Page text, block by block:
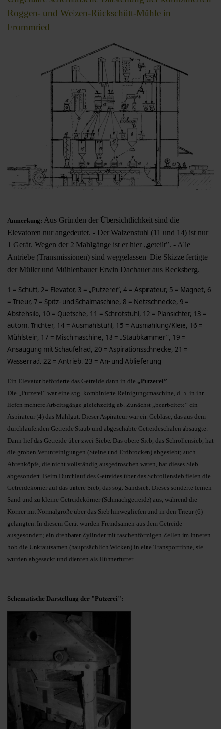
Roggen- und Weizen-Rückschütt-Mühle in
Frommried
Anmerkung: Aus Gründen der Übersichtlichkeit sind die
Elevatoren nur angedeutet. - Der Walzenstuhl (11 und 14) ist nur
1 Ge­rät. Wegen der 2 Mahlgänge ist er hier „geteilt”. - Alle
Antriebe (Trans­missionen) sind weggelassen. Die Skizze fertigte
der Müller und Mühlenbauer Erwin Dachauer aus Recksberg.
1 = Schütt, 2= Elevator, 3 = „Putzerei”, 4 = Aspirateur, 5 = Magnet, 6
= Trieur, 7 = Spitz- und Schälmaschine, 8 = Netzschnecke, 9 =
Abstehsilo, 10 = Quetsche, 11 = Schrotstuhl, 12 = Plansichter, 13 =
autom. Trichter, 14 = Ausmahlstuhl, 15 = Ausmahlung/Kleie, 16 =
Mühlstein, 17 = Mischmaschine, 18 = „Staubkammer”, 19 =
Ansaugung mit Schaufelrad, 20 = Aspirationsschnecke, 21 =
Wasserrad, 22 = Antrieb, 23 = An- und Ablieferung
Ein Elevator beförderte das Getreide dann in die „Putzerei”.
Die „Putzerei” war eine sog. kombinierte Reinigungsmaschine, d. h. in ihr
liefen mehrere Arbeitsgänge gleichzeitig ab. Zunächst „bearbeitete” ein
Aspirateur (4) das Mahlgut. Dieser Aspirateur war ein Gebläse, das aus dem
durchlaufenden Getreide Staub und abgeschabte Getreideschalen absaugte.
Dann lief das Getreide über zwei Siebe. Das obere Sieb, das Schrollensieb, hat
die groben Verunreinigungen (Steine und Erdbrocken) abgesiebt; auch
Ährenköpfe, die nicht vollständig ausgedroschen waren, hat dieses Sieb
abgesondert. Beim Durchlauf des Getreides über das Schrollensieb fielen die
Getreidekörner auf das untere Sieb, das sog. Sandsieb. Dieses sonderte feinen
Sand und zu kleine Getreidekörner (Schmachgetreide) aus, während die
Körner mit Normalgröße über das Sieb hinwegliefen und in den Trieur (6)
gelangten. In diesem Gerät wurden Fremdsamen aus dem Getreide
ausgesondert; ein drehbarer Zylinder mit taschenförmigen Zellen im Inneren
hob die Unkrautsamen (hauptsächlich Wicken) in eine Transportrinne, sie
wurden abgesackt und dienten als Hühnerfutter.
Schematische Darstellung der "Putzerei":